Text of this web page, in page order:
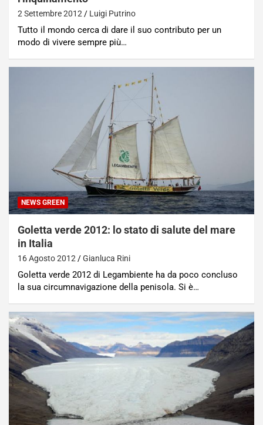
2 Settembre 2012 Luigi Putrino
Tutto il mondo cerca di dare il suo contributo per un
modo di vivere sempre più…
NEWS GREEN
Goletta verde 2012: lo stato di salute del mare
in Italia
16 Agosto 2012 Gianluca Rini
Goletta verde 2012 di Legambiente ha da poco concluso
la sua circumnavigazione della penisola. Si è…